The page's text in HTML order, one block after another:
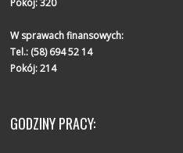
W sprawach finansowych:
Tel.: (58) 694 52 14
Pokój: 214
GODZINY PRACY: